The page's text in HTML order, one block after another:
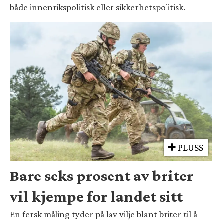
både innenrikspolitisk eller sikkerhetspolitisk.
PLUSS
Bare seks prosent av briter
vil kjempe for landet sitt
En fersk måling tyder på lav vilje blant briter til å